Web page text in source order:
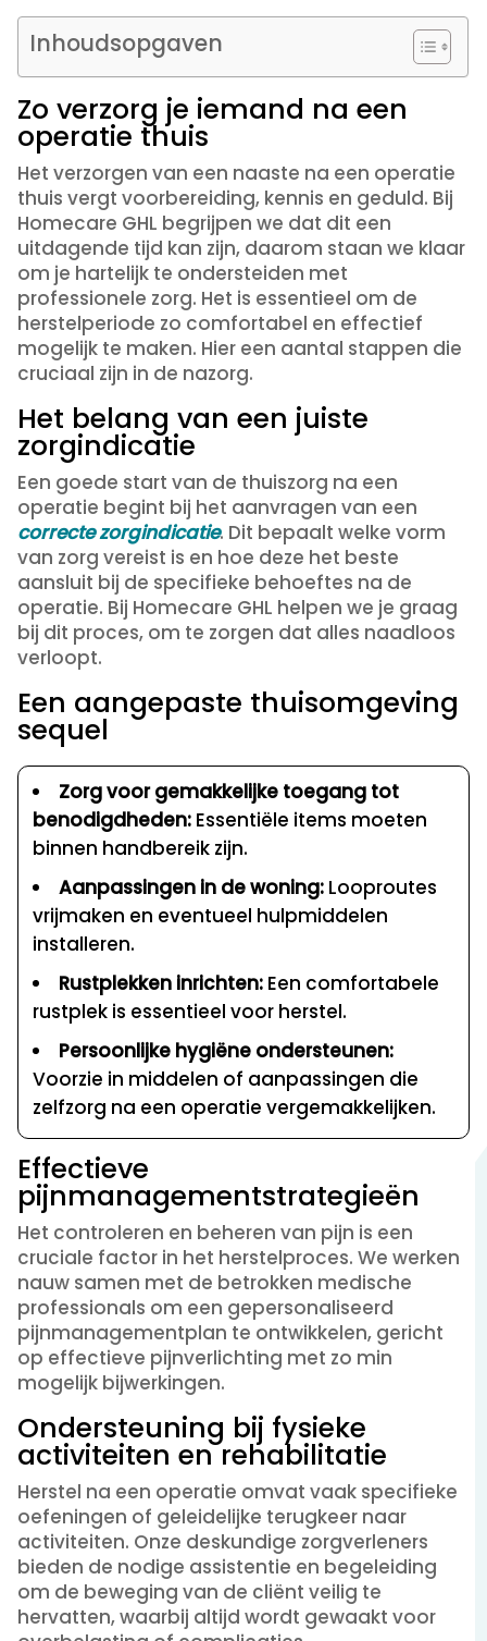
Inhoudsopgaven
Zo verzorg je iemand na een
operatie thuis
Het verzorgen van een naaste na een operatie
thuis vergt voorbereiding, kennis en geduld. Bij
Homecare GHL begrijpen we dat dit een
uitdagende tijd kan zijn, daarom staan we klaar
om je hartelijk te ondersteiden met
professionele zorg. Het is essentieel om de
herstelperiode zo comfortabel en effectief
mogelijk te maken. Hier een aantal stappen die
cruciaal zijn in de nazorg.
Het belang van een juiste
zorgindicatie
Een goede start van de thuiszorg na een
operatie begint bij het aanvragen van een
correcte zorgindicatie. Dit bepaalt welke vorm
van zorg vereist is en hoe deze het beste
aansluit bij de specifieke behoeftes na de
operatie. Bij Homecare GHL helpen we je graag
bij dit proces, om te zorgen dat alles naadloos
verloopt.
Een aangepaste thuisomgeving
sequel
Zorg voor gemakkelijke toegang tot
benodigdheden: Essentiële items moeten
binnen handbereik zijn.
Aanpassingen in de woning: Looproutes
vrijmaken en eventueel hulpmiddelen
installeren.
Rustplekken inrichten: Een comfortabele
rustplek is essentieel voor herstel.
Persoonlijke hygiëne ondersteunen:
Voorzie in middelen of aanpassingen die
zelfzorg na een operatie vergemakkelijken.
Effectieve
pijnmanagementstrategieën
Het controleren en beheren van pijn is een
cruciale factor in het herstelproces. We werken
nauw samen met de betrokken medische
professionals om een gepersonaliseerd
pijnmanagementplan te ontwikkelen, gericht
op effectieve pijnverlichting met zo min
mogelijk bijwerkingen.
Ondersteuning bij fysieke
activiteiten en rehabilitatie
Herstel na een operatie omvat vaak specifieke
oefeningen of geleidelijke terugkeer naar
activiteiten. Onze deskundige zorgverleners
bieden de nodige assistentie en begeleiding
om de beweging van de cliënt veilig te
hervatten, waarbij altijd wordt gewaakt voor